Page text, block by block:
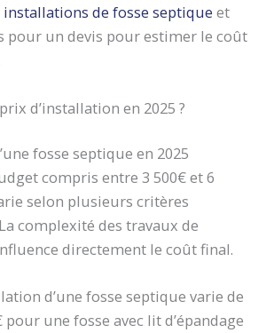
installations de fosse septique et
pour un devis pour estimer le coût
d’installation en 2025 ?
fosse septique en 2025
compris entre 3 500€ et 6
selon plusieurs critères
complexité des travaux de
directement le coût final.
d’une fosse septique varie de
pour une fosse avec lit d’épandage